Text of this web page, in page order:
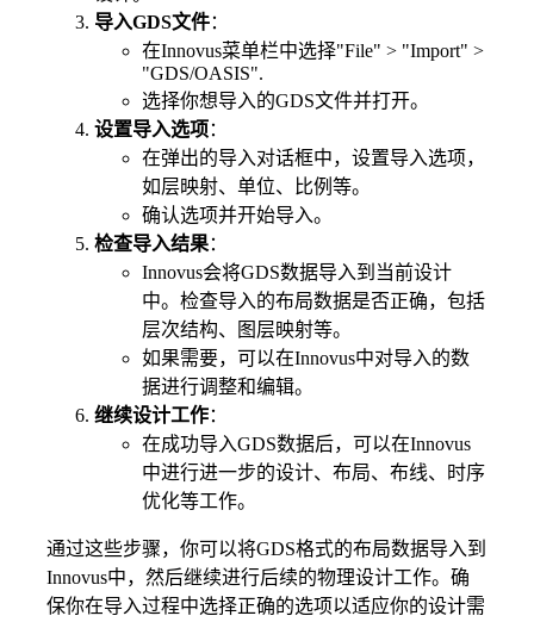
导入GDS文件：
在Innovus菜单栏中选择"File" > "Import" >
"GDS/OASIS".
选择你想导入的GDS文件并打开。
设置导入选项 ：
在弹出的导入对话框中，设置导入选项，
如层映射、单位、比例等。
确认选项并开始导入。
检查导入结果：
Innovus会将GDS数据导入到当前设计
中。检查导入的布局数据是否正确，包括
层次结构、图层映射等。
如果需要，可以在Innovus中对导入的数
据进行调整和编辑。
继续设计工作：
在成功导入GDS数据后，可以在Innovus
中进行进一步的设计、布局、布线、时序
优化等工作。
通过这些步骤，你可以将GDS格式的布局数据导入到
Innovus中，然后继续进行后续的物理设计工作。确
保你在导入过程中选择正确的选项以适应你的设计需